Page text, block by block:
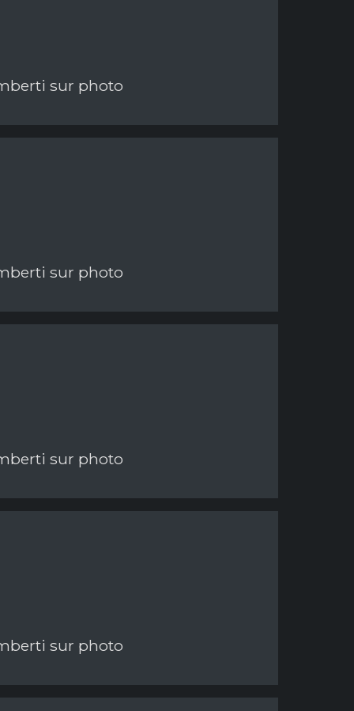
sur photo
sur photo
sur photo
sur photo